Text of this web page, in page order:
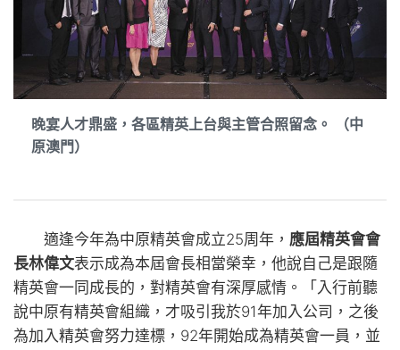
晚宴人才鼎盛，各區精英上台與主管合照留念。 （中
原澳門）
適逢今年為中原精英會成立25周年， 應屆精英會會
長林偉文表示成為本屆會長相當榮幸，他說自己是跟隨
精英會一同成長的，對精英會有深厚感情。「入行前聽
說中原有精英會組織，才吸引我於91年加入公司，之後
為加入精英會努力達標，92年開始成為精英會一員，並